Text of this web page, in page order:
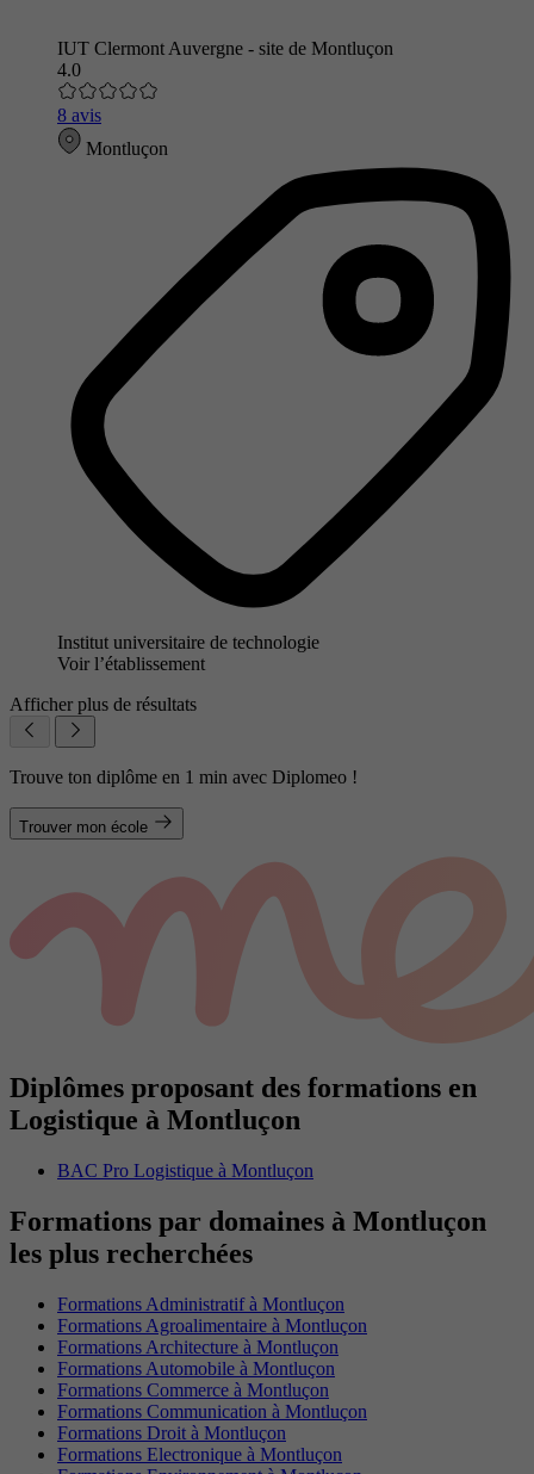
IUT Clermont Auvergne - site de Montluçon
4.0
8 avis
Montluçon
Institut universitaire de technologie
Voir l’établissement
Afficher plus de résultats
Trouve ton diplôme en 1 min avec Diplomeo !
Trouver mon école
Diplômes proposant des formations en
Logistique à Montluçon
BAC Pro Logistique à Montluçon
Formations par domaines à Montluçon
les plus recherchées
Formations Administratif à Montluçon
Formations Agroalimentaire à Montluçon
Formations Architecture à Montluçon
Formations Automobile à Montluçon
Formations Commerce à Montluçon
Formations Communication à Montluçon
Formations Droit à Montluçon
Formations Electronique à Montluçon